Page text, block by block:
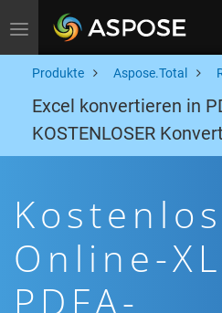
Toggle navigation
Produkte Aspose.Total
Excel konvertieren in
KOSTENLOSER
Online-
PDFA-